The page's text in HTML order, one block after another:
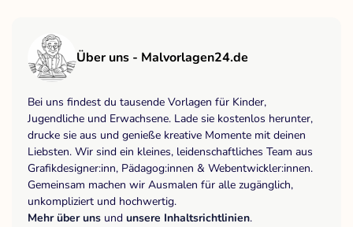
Über uns - Malvorlagen24.de
Bei uns findest du tausende Vorlagen für Kinder,
Jugendliche und Erwachsene. Lade sie kostenlos herunter,
drucke sie aus und genieße kreative Momente mit deinen
Liebsten. Wir sind ein kleines, leidenschaftliches Team aus
Grafikdesigner:inn, Pädagog:innen & Webentwickler:innen.
Gemeinsam machen wir Ausmalen für alle zugänglich,
unkompliziert und hochwertig.
Mehr über uns und unsere Inhaltsrichtlinien.